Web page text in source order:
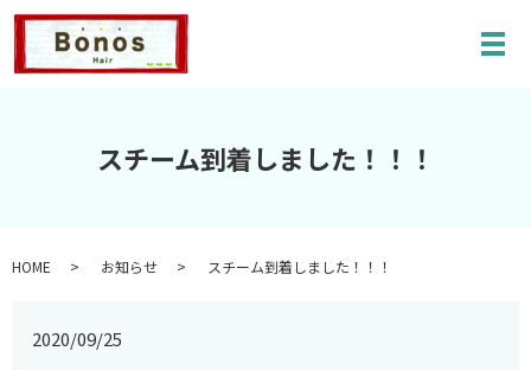
メ
スチーム到着しました！！！
HOME お知らせ スチーム到着しました！！！
2020/09/25